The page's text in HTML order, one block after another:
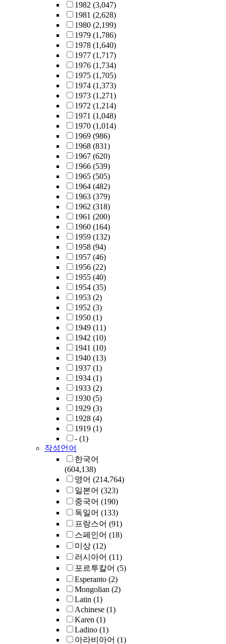
1982 (3,047)
1981 (2,628)
1980 (2,199)
1979 (1,786)
1978 (1,640)
1977 (1,717)
1976 (1,734)
1975 (1,705)
1974 (1,373)
1973 (1,271)
1972 (1,214)
1971 (1,048)
1970 (1,014)
1969 (986)
1968 (831)
1967 (620)
1966 (539)
1965 (505)
1964 (482)
1963 (379)
1962 (318)
1961 (200)
1960 (164)
1959 (132)
1958 (94)
1957 (46)
1956 (22)
1955 (40)
1954 (35)
1953 (2)
1952 (3)
1950 (1)
1949 (11)
1942 (10)
1941 (10)
1940 (13)
1937 (1)
1934 (1)
1933 (2)
1930 (5)
1929 (3)
1928 (4)
1919 (1)
- (1)
작성언어
한국어
(604,138)
영어 (214,764)
일본어 (323)
중국어 (190)
독일어 (133)
프랑스어 (91)
스페인어 (18)
미상 (12)
러시아어 (11)
포르투칼어 (5)
Esperanto (2)
Mongolian (2)
Latin (1)
Achinese (1)
Karen (1)
Ladino (1)
아라비아어 (1)